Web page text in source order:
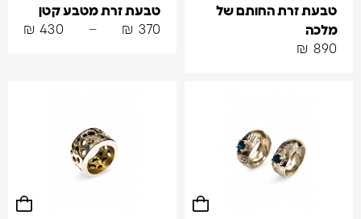
טבעת זרת החותם של
מלכה
₪ 890
טבעת זרת מטבע קטן
₪ 370
–
₪ 430